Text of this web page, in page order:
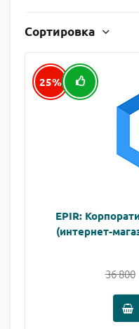
Сортировка
25%
EPIR:
(интернет-
36 800